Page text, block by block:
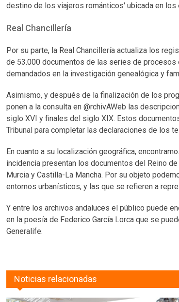
destino de los viajeros románticos' ubicada en
Real Chancillería
Por su parte, la Real Chancillería actualiza los
de 53.000 documentos de las series de procesos
demandados en la investigación genealógica y
Asimismo, y después de la finalización de los
ponen a la consulta en @rchivAWeb las
siglo XVI y finales del siglo XIX. Estos
Tribunal para completar las declaraciones de los
En cuanto a su localización geográfica,
incidencia presentan los documentos del Reino
Murcia y Castilla-La Mancha. Por su objeto
entornos urbanísticos, y las que se refieren a
Y entre los archivos andaluces el público puede
en la poesía de Federico García Lorca que se
Generalife.
Noticias relacionadas